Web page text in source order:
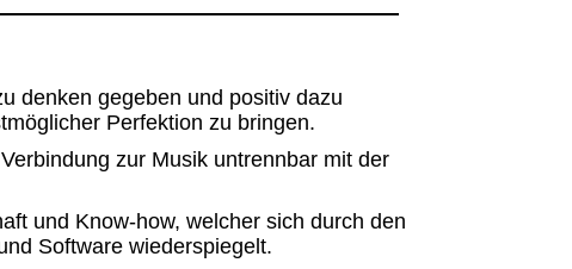
denken gegeben und positiv dazu
Perfektion zu bringen.
zur Musik untrennbar mit der
und Know-how, welcher sich durch den
Software wiederspiegelt.